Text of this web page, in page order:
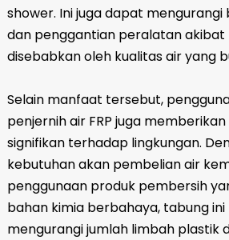
shower. Ini juga dapat
dan penggantian peralatan akibat
disebabkan oleh kualitas air yang
Selain manfaat tersebut,
penjernih air FRP juga
signifikan terhadap lingkungan.
kebutuhan akan pembelian air
penggunaan produk pembersih
bahan kimia berbahaya, tabung
mengurangi jumlah limbah plastik